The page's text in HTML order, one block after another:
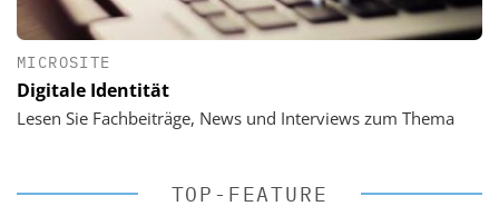
MICROSITE
Digitale Identität
Lesen Sie Fachbeiträge, News und Interviews zum Thema
TOP-FEATURE